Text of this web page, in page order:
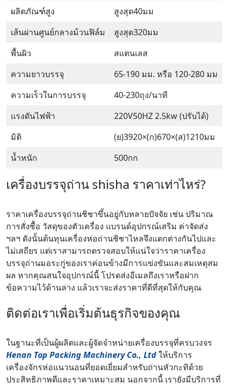
ผลิตภัณฑ์สูง
สูงสุด40มม
เส้นผ่านศูนย์กลางม้วนฟิล์ม
สูงสุด320มม
พื้นผิว
สแตนเลส
ความยาวบรรจุ
65-190 มม. หรือ 120-280 มม
ความเร็วในการบรรจุ
40-230ถุง/นาที
แรงดันไฟฟ้า
220V50HZ 2.5kw (ปรับได้)
มิติ
(ย)3920×(ก)670×(ส)1210มม
น้ำหนัก
500กก
เครื่องบรรจุถ่าน shisha ราคาเท่าไหร่?
ราคาเครื่องบรรจุถ่านชิชาขึ้นอยู่กับหลายปัจจัย เช่น ปริมาณ
การสั่งซื้อ วัสดุของตัวเครื่อง แบรนด์อุปกรณ์เสริม ค่าจัดส่ง
ฯลฯ ดังนั้นต้นทุนเครื่องห่อถ่านชิชาไหลจึงแตกต่างกันไปและ
ไม่เสถียร แต่เราสามารถตรวจสอบให้แน่ใจว่าราคาเครื่อง
บรรจุถ่านมอระกู่ของเราค่อนข้างมีการแข่งขันและสมเหตุสม
ผล หากคุณสนใจอุปกรณ์นี้ โปรดส่งอีเมลถึงเราหรือฝาก
ข้อความไว้ด้านล่าง แล้วเราจะส่งราคาที่ดีที่สุดให้กับคุณ
ติดต่อเราเพื่อเริ่มต้นธุรกิจของคุณ
ในฐานะที่เป็นผู้ผลิตและผู้จัดจำหน่ายเครื่องบรรจุที่ครบวงจร
Henan Top Packing Machinery Co., Ltdให้บริการ
เครื่องจักรห่อแนวนอนที่ยอดเยี่ยมสำหรับถ่านหัวกะทิด้วย
ประสิทธิภาพดีและราคาเหมาะสม นอกจากนี้ เรายังมีบริการที่